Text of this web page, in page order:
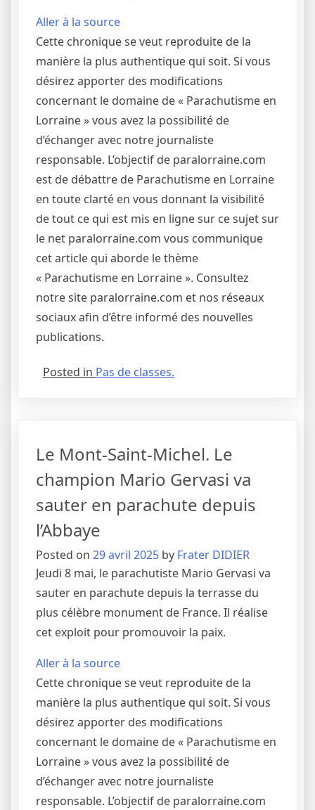
Aller à la source
Cette chronique se veut reproduite de la
manière la plus authentique qui soit. Si vous
désirez apporter des modifications
concernant le domaine de « Parachutisme en
Lorraine » vous avez la possibilité de
d’échanger avec notre journaliste
responsable. L’objectif de paralorraine.com
est de débattre de Parachutisme en Lorraine
en toute clarté en vous donnant la visibilité
de tout ce qui est mis en ligne sur ce sujet sur
le net paralorraine.com vous communique
cet article qui aborde le thème
« Parachutisme en Lorraine ». Consultez
notre site paralorraine.com et nos réseaux
sociaux afin d’être informé des nouvelles
publications.
Posted in Pas de classes.
Le Mont-Saint-Michel. Le
champion Mario Gervasi va
sauter en parachute depuis
l’Abbaye
Posted on 29 avril 2025 by Frater DIDIER
Jeudi 8 mai, le parachutiste Mario Gervasi va
sauter en parachute depuis la terrasse du
plus célèbre monument de France. Il réalise
cet exploit pour promouvoir la paix.
Aller à la source
Cette chronique se veut reproduite de la
manière la plus authentique qui soit. Si vous
désirez apporter des modifications
concernant le domaine de « Parachutisme en
Lorraine » vous avez la possibilité de
d’échanger avec notre journaliste
responsable. L’objectif de paralorraine.com